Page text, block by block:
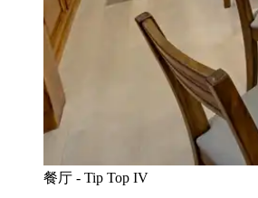
餐厅 - Tip Top IV